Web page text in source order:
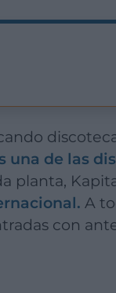
una de las
planta,
A
con